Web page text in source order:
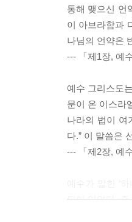
통해 맺으신 언
이 아브라함과
나님의 언약은
--- 「제1장, 예
예수 그리스도
문이 온 이스라
나라의 법이 여
다.” 이 말씀은
--- 「제2장, 예
되어 있었다.